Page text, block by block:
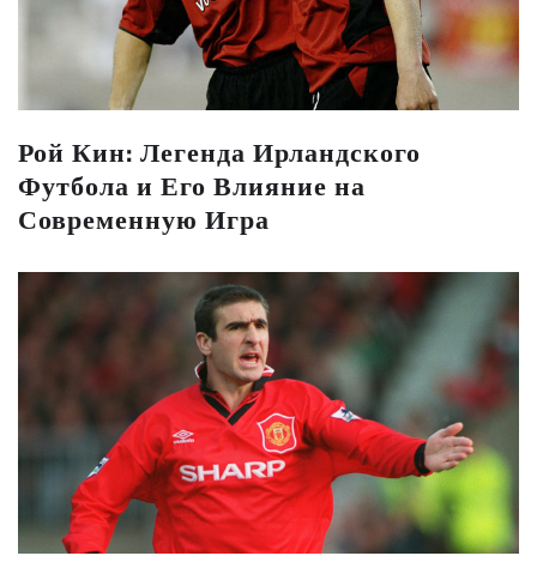
Рой Кин: Легенда Ирландского
Футбола и Его Влияние на
Современную Игра